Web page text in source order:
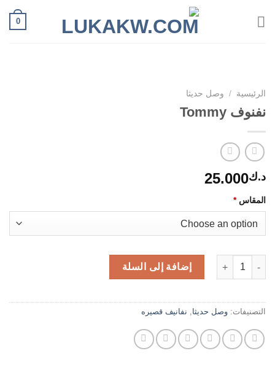
0
الرئيسية / وصل حديثا
نفنوف Tommy
د.ك25.000
المقاس *
كمية نفنوف Tommy
إضافة إلى السلة
التصنيفات: وصل حديثا, نفانيف قصيره